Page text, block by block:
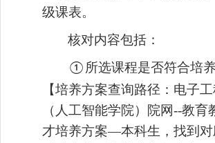
级课表。
核对内容包括：
① 所选课程是否符合培
【培养方案查询路径：电子
（人工智能学院）院网--教育
才培养方案—本科生，找到对